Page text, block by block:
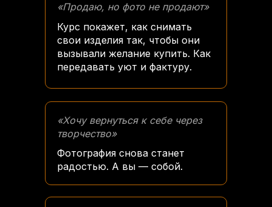
Фотография снова станет
радостью. А вы — собой.
«Хочу вернуться к себе через
творчество»
Курс покажет, как снимать
свои изделия так, чтобы они
вызывали желание купить. Как
передавать уют и фактуру.
«Продаю, но фото не продают»